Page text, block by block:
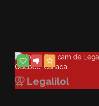
Legalilol